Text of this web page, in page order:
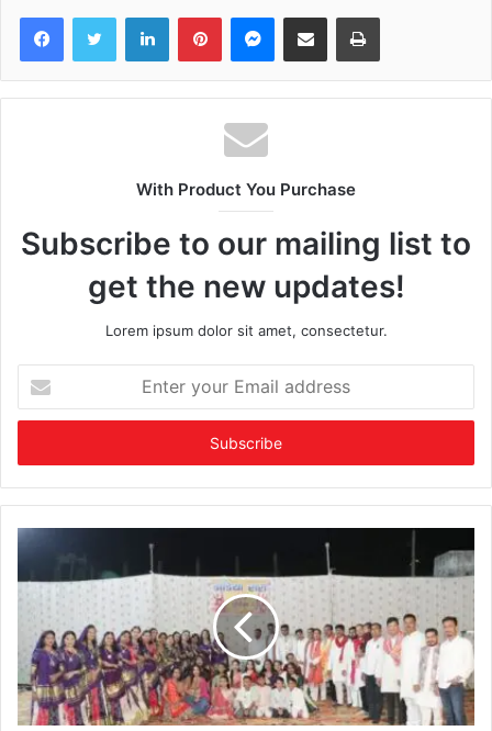
FacebookTwitter LinkedInPinterestMessenger
Share via Email Print
With Product You Purchase
Subscribe to our mailing list to
get the new updates!
Lorem ipsum dolor sit amet, consectetur.
your
Email